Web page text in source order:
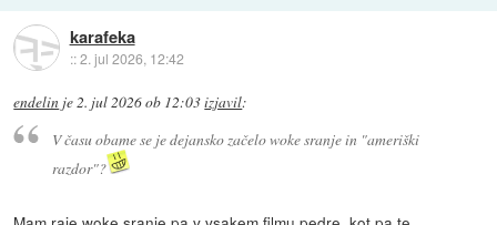
karafeka
::2. jul 2026, 12:42
endelin je2. jul 2026 ob 12:03izjavil:
V času obame se je dejansko začelo woke sranje in "ameriški
razdor"?